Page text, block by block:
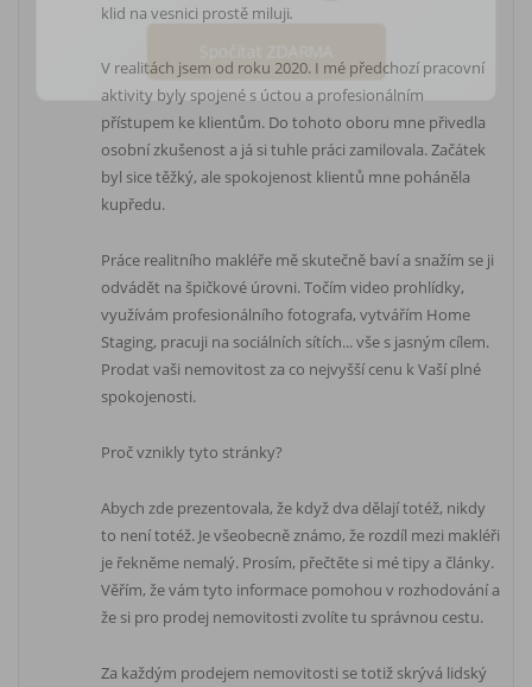
klid na vesnici prostě miluji.
V realitách jsem od roku 2020. I mé předchozí pracovní
aktivity byly spojené s úctou a profesionálním
přístupem ke klientům. Do tohoto oboru mne přivedla
osobní zkušenost a já si tuhle práci zamilovala. Začátek
byl sice těžký, ale spokojenost klientů mne poháněla
kupředu.
Práce realitního makléře mě skutečně baví a snažím se ji
odvádět na špičkové úrovni. Točím video prohlídky,
využívám profesionálního fotografa, vytvářím Home
Staging, pracuji na sociálních sítích... vše s jasným cílem.
Prodat vaši nemovitost za co nejvyšší cenu k Vaší plné
spokojenosti.
Proč vznikly tyto stránky?
Abych zde prezentovala, že když dva dělají totéž, nikdy
to není totéž. Je všeobecně známo, že rozdíl mezi makléři
je řekněme nemalý. Prosím, přečtěte si mé tipy a články.
Věřím, že vám tyto informace pomohou v rozhodování a
že si pro prodej nemovitosti zvolíte tu správnou cestu.
Za každým prodejem nemovitosti se totiž skrývá lidský
Spočítat ZDARMA